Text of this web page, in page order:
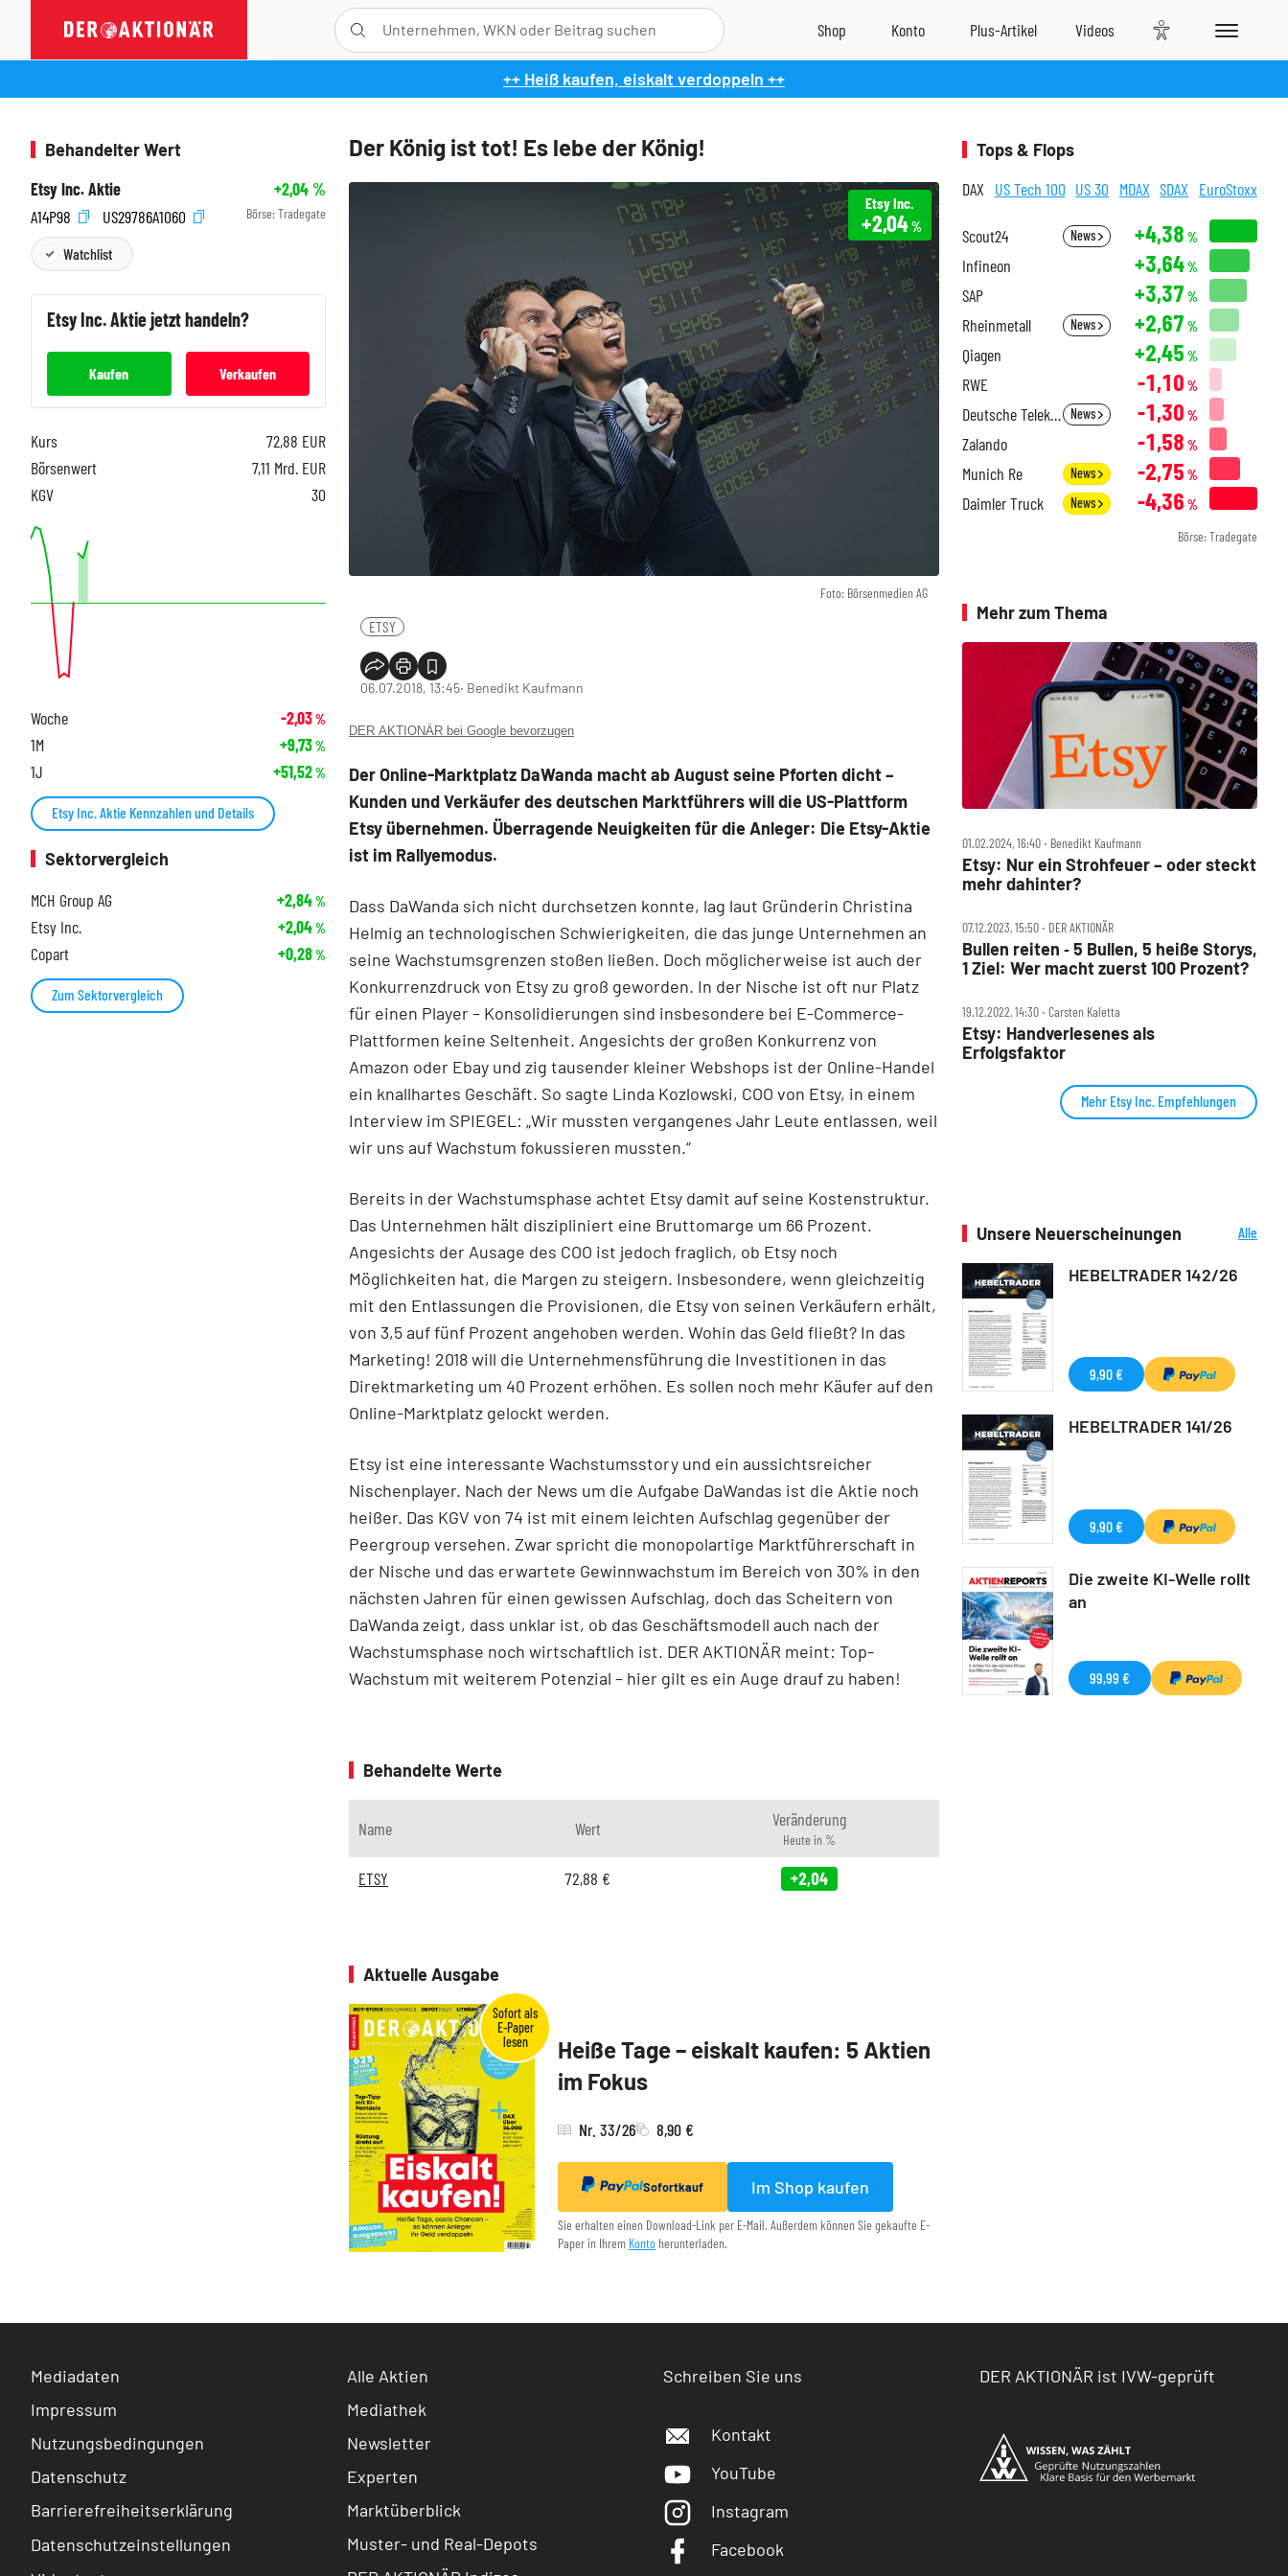
++ Heiß kaufen, eiskalt verdoppeln ++
Der König ist tot! Es lebe der König!
Foto: Börsenmedien AG
Etsy Inc.
+2,04%
ETSY
06.07.2018, 13:45‧ Benedikt Kaufmann
DER AKTIONÄR bei Google bevorzugen
Der Online-Marktplatz DaWanda macht ab August seine Pforten dicht –
Kunden und Verkäufer des deutschen Marktführers will die US-Plattform
Etsy übernehmen. Überragende Neuigkeiten für die Anleger: Die Etsy-Aktie
ist im Rallyemodus.
Dass DaWanda sich nicht durchsetzen konnte, lag laut Gründerin Christina
Helmig an technologischen Schwierigkeiten, die das junge Unternehmen an
seine Wachstumsgrenzen stoßen ließen. Doch möglicherweise ist auch der
Konkurrenzdruck von Etsy zu groß geworden. In der Nische ist oft nur Platz
für einen Player – Konsolidierungen sind insbesondere bei E-Commerce-
Plattformen keine Seltenheit. Angesichts der großen Konkurrenz von
Amazon oder Ebay und zig tausender kleiner Webshops ist der Online-Handel
ein knallhartes Geschäft. So sagte Linda Kozlowski, COO von Etsy, in einem
Interview im SPIEGEL: „Wir mussten vergangenes Jahr Leute entlassen, weil
wir uns auf Wachstum fokussieren mussten.“
Bereits in der Wachstumsphase achtet Etsy damit auf seine Kostenstruktur.
Das Unternehmen hält diszipliniert eine Bruttomarge um 66 Prozent.
Angesichts der Ausage des COO ist jedoch fraglich, ob Etsy noch
Möglichkeiten hat, die Margen zu steigern. Insbesondere, wenn gleichzeitig
mit den Entlassungen die Provisionen, die Etsy von seinen Verkäufern erhält,
von 3,5 auf fünf Prozent angehoben werden. Wohin das Geld fließt? In das
Marketing! 2018 will die Unternehmensführung die Investitionen in das
Direktmarketing um 40 Prozent erhöhen. Es sollen noch mehr Käufer auf den
Online-Marktplatz gelockt werden.
Etsy ist eine interessante Wachstumsstory und ein aussichtsreicher
Nischenplayer. Nach der News um die Aufgabe DaWandas ist die Aktie noch
heißer. Das KGV von 74 ist mit einem leichten Aufschlag gegenüber der
Peergroup versehen. Zwar spricht die monopolartige Marktführerschaft in
der Nische und das erwartete Gewinnwachstum im Bereich von 30% in den
nächsten Jahren für einen gewissen Aufschlag, doch das Scheitern von
DaWanda zeigt, dass unklar ist, ob das Geschäftsmodell auch nach der
Wachstumsphase noch wirtschaftlich ist. DER AKTIONÄR meint: Top-
Wachstum mit weiterem Potenzial – hier gilt es ein Auge drauf zu haben!
Behandelte Werte
Name Wert Veränderung
Heute in %
ETSY 72,88 € +2,04
Aktuelle Ausgabe
Heiße Tage – eiskalt kaufen: 5 Aktien
im Fokus
Nr. 33/26 8,90 €
Sofortkauf Im Shop kaufen
Sie erhalten einen Download-Link per E-Mail. Außerdem können Sie gekaufte E-
Paper in Ihrem Konto herunterladen.
Behandelter Wert
Etsy Inc. Aktie
+2,04%
A14P98
US29786A1060 Börse: Tradegate
Watchlist
Etsy Inc.Aktie jetzt handeln?
Kaufen Verkaufen
Kurs 72,88 EUR
Börsenwert
7,11 Mrd. EUR
KGV
30
Woche -2,03%
1M +9,73%
1J +51,52%
Etsy Inc. Aktie Kennzahlen und Details
Sektorvergleich
MCH Group AG
+2,84%
Etsy Inc. +2,04%
Copart +0,28%
Zum Sektorvergleich
Tops & Flops
DAX US Tech 100 US 30 MDAX SDAX EuroStoxx
Scout24 News +4,38 %
Infineon +3,64%
SAP +3,37 %
Rheinmetall News +2,67 %
Qiagen +2,45 %
RWE -1,10 %
Deutsche Telekom News -1,30 %
Zalando -1,58 %
Munich Re News -2,75 %
Daimler Truck News -4,36 %
Börse: Tradegate
Mehr zum Thema
01.02.2024, 16:40 ‧ Benedikt Kaufmann
Etsy: Nur ein Strohfeuer – oder steckt
mehr dahinter?
07.12.2023, 15:50 ‧ DER AKTIONÄR
Bullen reiten ‑ 5 Bullen, 5 heiße Storys,
1 Ziel: Wer macht zuerst 100 Prozent?
19.12.2022, 14:30 ‧ Carsten Kaletta
Etsy: Handverlesenes als
Erfolgsfaktor
Mehr Etsy Inc. Empfehlungen
Unsere Neuerscheinungen
Alle
HEBELTRADER 142/26
9,90 €
HEBELTRADER 141/26
9,90 €
Die zweite KI-Welle rollt
an
99,99 €
Mediadaten
Impressum
Nutzungsbedingungen
Datenschutz
Barrierefreiheitserklärung
Datenschutzeinstellungen
Alle Aktien
Mediathek
Newsletter
Experten
Marktüberblick
Muster- und Real-Depots
Schreiben Sie uns
Kontakt
YouTube
Instagram
Facebook
DER AKTIONÄR ist IVW-geprüft